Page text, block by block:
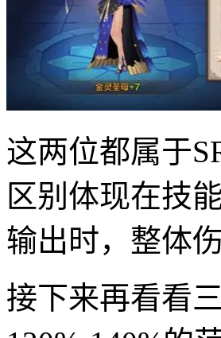
这两位都属于
区别体现在技
输出时，整体
接下来再看看